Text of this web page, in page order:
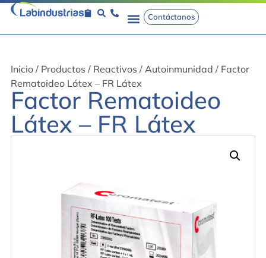
Contáctanos
Inicio/ Productos / Reactivos / Autoinmunidad / Factor
Rematoideo Látex – FR Látex
Factor Rematoideo
Látex – FR Látex